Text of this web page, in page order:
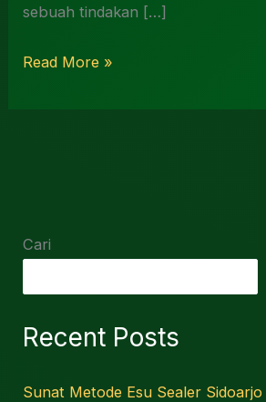
sebuah tindakan […]
Read More »
Cari
Recent Posts
Sunat Metode Esu Sealer Sidoarjo